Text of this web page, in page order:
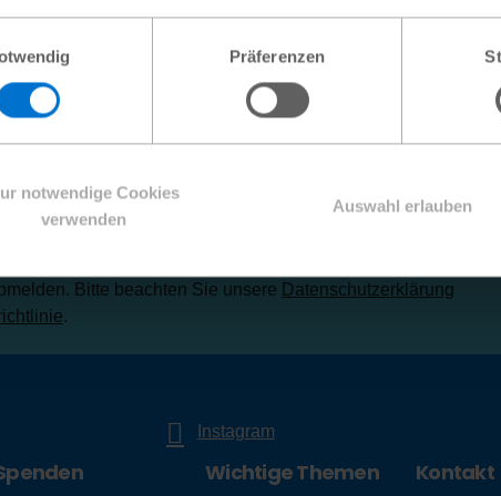
Präferenzen
notwendige Cookies
verwenden
Auswahl erlauben
definierten Zielen für nachhaltige Entwicklung im
nicht nur die Gesundheit und das Wohlergehen
Zurück zur Übersicht
Registrieren Sie sich jetzt für unseren
Bitte beachten Sie unsere Datenschutzerklärung
.
Instagram
Wichtige Themen Kontakt